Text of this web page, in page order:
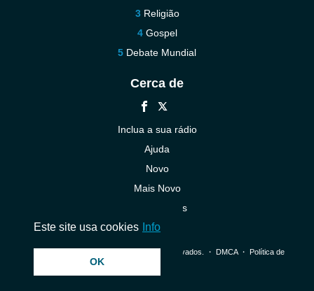
Religião
Gospel
Debate Mundial
Cerca de
Inclua a sua rádio
Ajuda
Novo
Mais Novo
Contacte-nos
© 2026 InstantAudio. Todos os direitos reservados. ・ DMCA・ Política de
Este site usa cookies Info
OK